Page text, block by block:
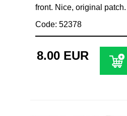
front. Nice, original patch.
Code: 52378
8.00 EUR